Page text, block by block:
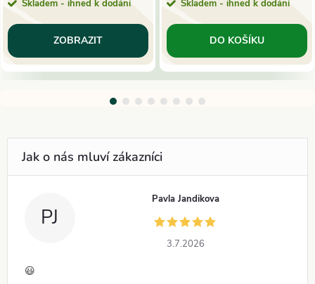
Skladem - ihned k dodání
ZOBRAZIT
Skladem - ihned k dodání
DO KOŠÍKU
PJ
Pavla Jandikova
3.7.2026
😃